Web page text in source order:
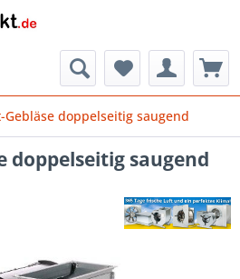
Gebläse doppelseitig saugend
doppelseitig saugend